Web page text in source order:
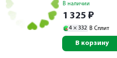
В наличии
1 325 ₽
4 × 332 В Сплит
В корзину